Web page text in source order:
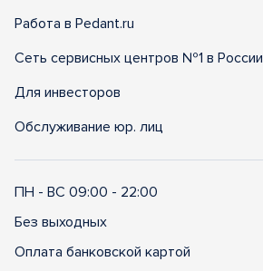
Работа в Pedant.ru
Сеть сервисных центров №1 в России
Для инвесторов
Обслуживание юр. лиц
ПН - ВС 09:00 - 22:00
Без выходных
Оплата банковской картой